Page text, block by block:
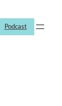
Podcast